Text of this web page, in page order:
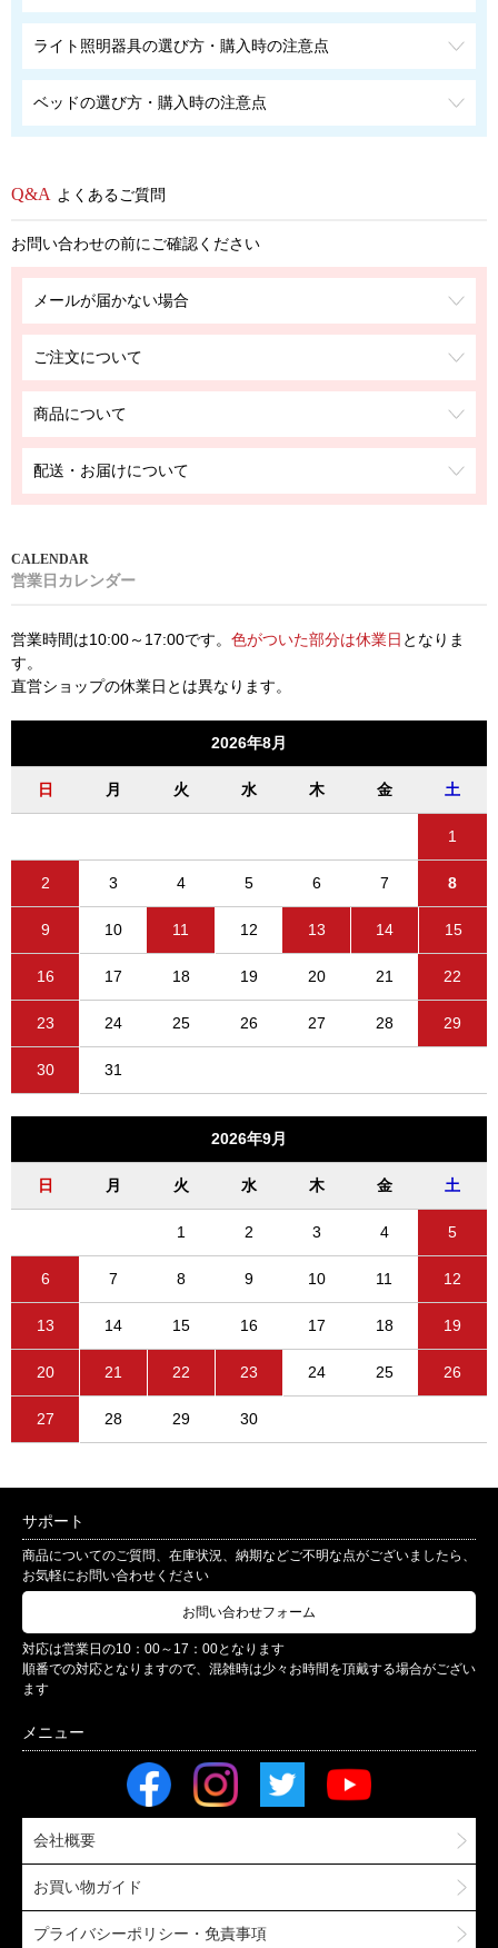
ライト照明器具の選び方・購入時の注意点
ベッドの選び方・購入時の注意点
よくあるご質問
お問い合わせの前にご確認ください
メールが届かない場合
ご注文について
商品について
配送・お届けについて
営業日カレンダー
営業時間は10:00～17:00です。 色がついた部分は休業日 となりま
す。
直営ショップの休業日とは異なります。
2026年8月
日 月 火 水 木 金 土
1
2 3 4 5 6 7 8
9 10 11 12 13 14 15
16 17 18 19 20 21 22
23 24 25 26 27 28 29
30 31
2026年9月
日 月 火 水 木 金 土
1 2 3 4 5
6 7 8 9 10 11 12
13 14 15 16 17 18 19
20 21 22 23 24 25 26
27 28 29 30
サポート
商品についてのご質問、在庫状況、納期などご不明な点がございましたら、
お気軽にお問い合わせください
お問い合わせフォーム
対応は営業日の10：00～17：00となります
順番での対応となりますので、混雑時は少々お時間を頂戴する場合がござい
ます
会社概要
お買い物ガイド
プライバシーポリシー・免責事項